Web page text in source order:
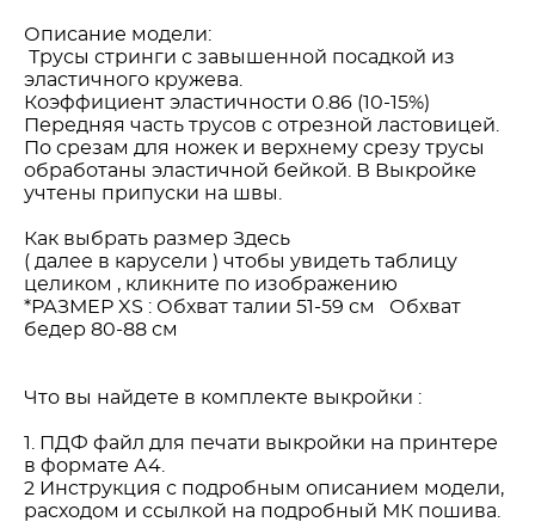
Описание модели:
Трусы стринги с завышенной посадкой из
эластичного кружева.
Коэффициент эластичности 0.86 (10-15%)
Передняя часть трусов с отрезной ластовицей.
По срезам для ножек и верхнему срезу трусы
обработаны эластичной бейкой. В Выкройке
учтены припуски на швы.
Как выбрать размер Здесь
( далее в карусели ) чтобы увидеть таблицу
целиком , кликните по изображению
*РАЗМЕР XS : Обхват талии 51-59 см Обхват
бедер 80-88 см
Что вы найдете в комплекте выкройки :
1. ПДФ файл для печати выкройки на принтере
в формате А4.
2 Инструкция с подробным описанием модели,
расходом и ссылкой на подробный МК пошива.